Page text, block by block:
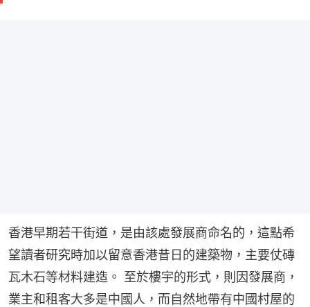
香港早期若干街道，是由該處發展商命名的，這點希
望讀者研究時加以留意香港昔日的建築物，主要仗磚
瓦木石等材料建造。 至於樓宇的形式，則因發展商，
業主和租客大多是中國人，而自然地帶有中國村屋的